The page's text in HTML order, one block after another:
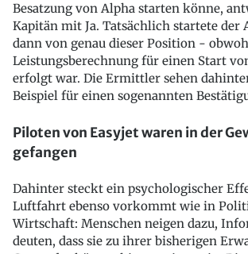
Besatzung von Alpha starten könne,
Kapitän mit Ja. Tatsächlich startete der
dann von genau dieser Position -
Leistungsberechnung für einen Start
erfolgt war. Die Ermittler sehen
Beispiel für einen sogenannten
Piloten von Easyjet waren in der
gefangen
Dahinter steckt ein psychologischer
Luftfahrt ebenso vorkommt wie in
Wirtschaft: Menschen neigen dazu,
deuten, dass sie zu ihrer bisherigen